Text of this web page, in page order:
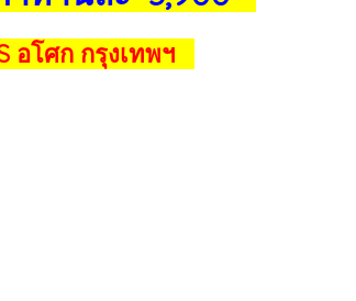
อโศก กรุงเทพฯ